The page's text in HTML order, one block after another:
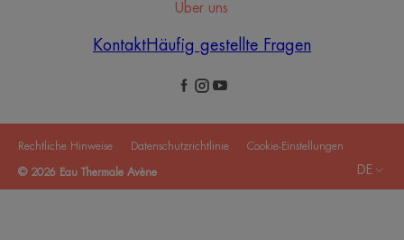
Über uns
KontaktHäufig gestellte Fragen
Rechtliche Hinweise Datenschutzrichtlinie Cookie-Einstellungen
© 2026 Eau Thermale Avène DE